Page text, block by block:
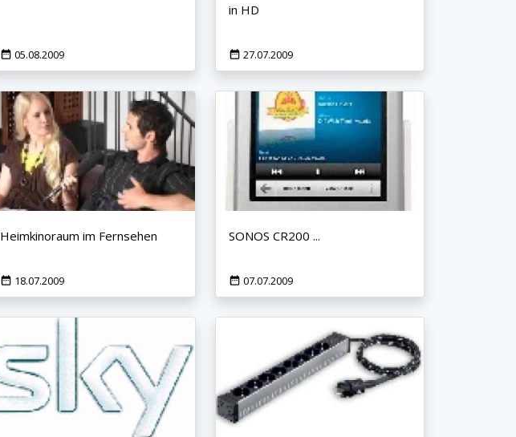
05.08.2009
in HD
27.07.2009
Heimkinoraum im Fernsehen
18.07.2009
SONOS CR200 ...
07.07.2009